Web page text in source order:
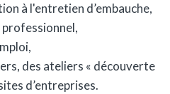
à l'entretien d’embauche,
des ateliers « découverte
d’entreprises.